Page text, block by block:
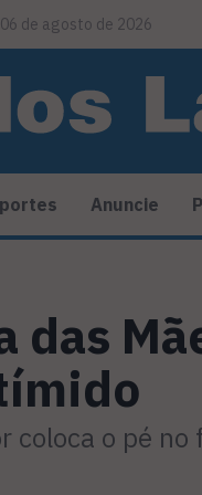
de agosto de 2026
Anuncie
das
coloca o pé